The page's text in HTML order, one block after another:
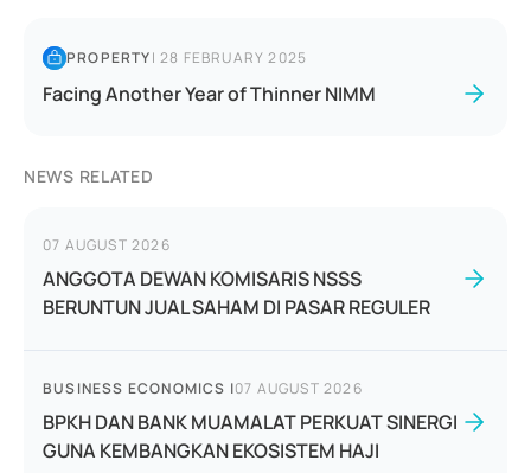
PROPERTY|28 FEBRUARY 2025
Facing Another Year of Thinner NIMM
NEWS RELATED
07 AUGUST 2026
ANGGOTA DEWAN KOMISARIS NSSS
BERUNTUN JUAL SAHAM DI PASAR REGULER
BUSINESS ECONOMICS |07 AUGUST 2026
BPKH DAN BANK MUAMALAT PERKUAT SINERGI
GUNA KEMBANGKAN EKOSISTEM HAJI